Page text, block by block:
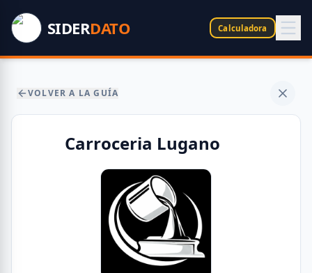
SIDERDATO Calculadora
VOLVER A LA GUÍA
Carroceria Lugano